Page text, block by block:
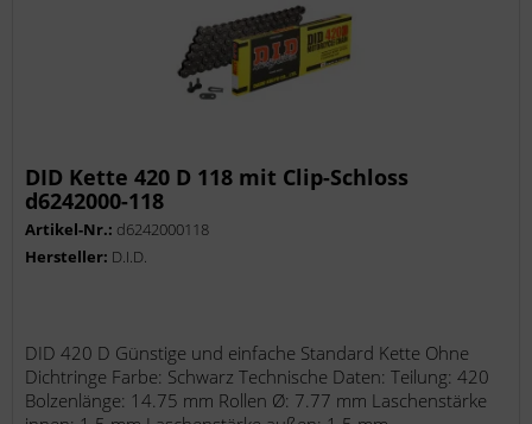
DID Kette 420 D 118 mit Clip-Schloss
d6242000-118
Artikel-Nr.: d6242000118
Hersteller: D.I.D.
DID 420 D Günstige und einfache Standard Kette Ohne
Dichtringe Farbe: Schwarz Technische Daten: Teilung: 420
Bolzenlänge: 14.75 mm Rollen Ø: 7.77 mm Laschenstärke